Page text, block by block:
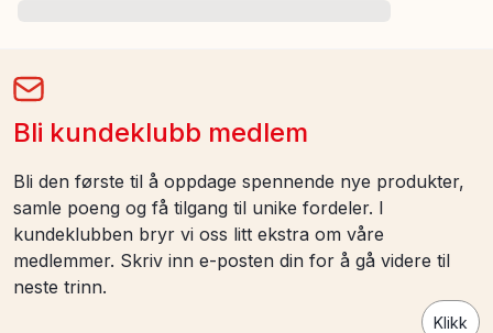
Bli kundeklubb medlem
Bli den første til å oppdage spennende nye produkter,
samle poeng og få tilgang til unike fordeler. I
kundeklubben bryr vi oss litt ekstra om våre
medlemmer. Skriv inn e-posten din for å gå videre til
neste trinn.
Klikk